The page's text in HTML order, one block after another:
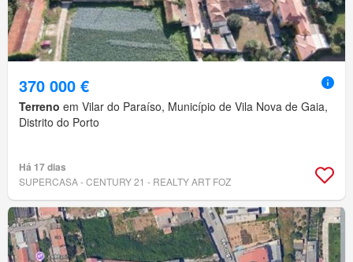
370 000 €
Terreno em Vilar do Paraíso, Município de Vila Nova de Gaia,
Distrito do Porto
Há 17 dias
SUPERCASA - CENTURY 21 - REALTY ART FOZ